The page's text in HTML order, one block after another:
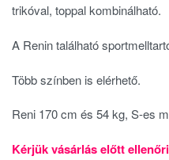
trikóval, toppal kombinálható.
A Renin található
Több színben is elérhető.
Reni 170 cm és 54 kg, S-es
Kérjük vásárlás előtt